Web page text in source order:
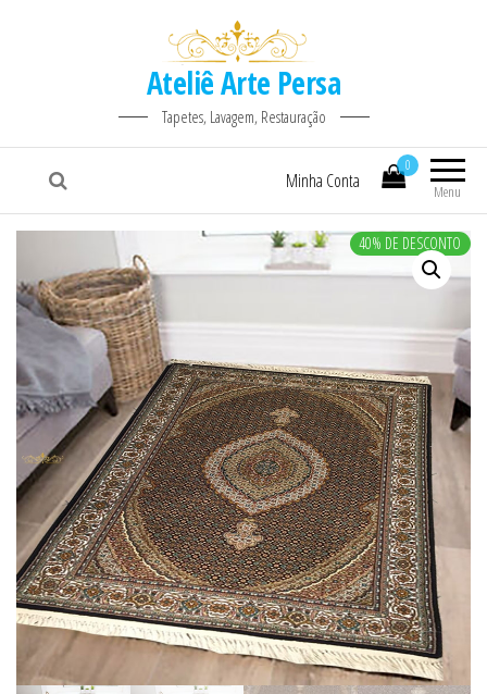
Ateliê Arte Persa
Tapetes, Lavagem, Restauração
Menu
0
Minha Conta
40% DE DESCONTO